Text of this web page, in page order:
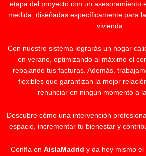
etapa del proyecto con un asesoramiento
medida, diseñadas específicamente para
vivienda.
Con nuestro sistema lograrás un hogar
en verano, optimizando al máximo el
rebajando tus facturas. Además,
flexibles que garantizan la mejor
renunciar en ningún momento a
Descubre cómo una intervención
espacio, incrementar tu bienestar y
Confía en AislaMadrid y da hoy mismo el